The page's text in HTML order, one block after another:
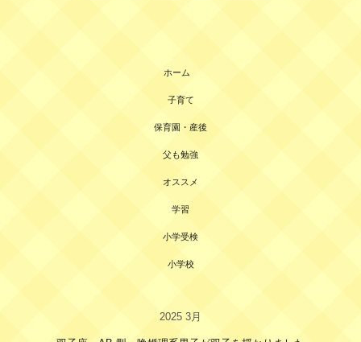
ホーム
子育て
保育園・産後
父も勉強
オススメ
学習
小学受検
小学校
2025 3月